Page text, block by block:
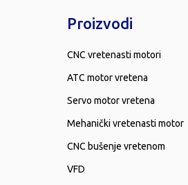
Proizvodi
CNC vretenasti motori
ATC motor vretena
Servo motor vretena
Mehanički vretenasti motor
CNC bušenje vretenom
VFD